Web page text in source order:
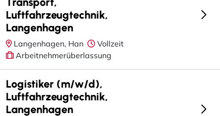
Luftfahrzeugtechnik,
Langenhagen
Langenhagen, Han
Vollzeit
Arbeitnehmerüberlassung
Logistiker (m/w/d),
Luftfahrzeugtechnik,
Langenhagen